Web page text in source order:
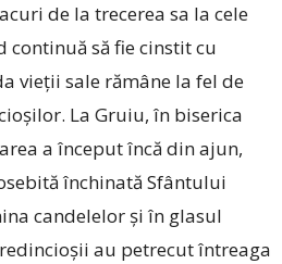
de la trecerea sa la cele
continuă să fie cinstit cu
vieții sale rămâne la fel de
La Gruiu, în biserica
a început încă din ajun,
închinată Sfântului
candelelor și în glasul
au petrecut întreaga